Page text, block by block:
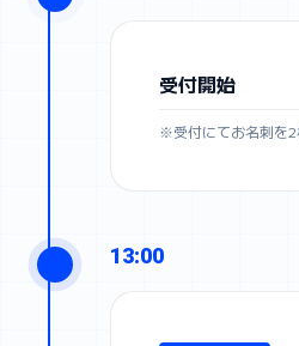
受付開始
※受付にてお名刺を2
13:00